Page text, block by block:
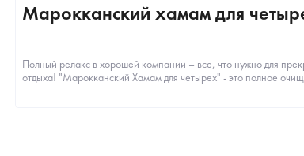
Марокканский хамам для
Полный релакс в хорошей компании – все, что нужно для
отдыха! "Марокканский Хамам для четырех" - это полное